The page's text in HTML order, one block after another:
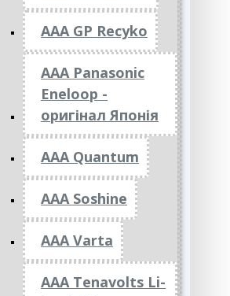
AAA GP Recyko
AAA Panasonic
Eneloop -
оригінал Японія
AAA Quantum
AAA Soshine
AAA Varta
AAA Tenavolts Li-